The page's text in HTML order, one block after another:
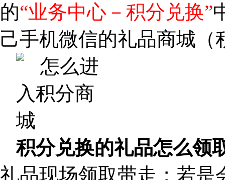
的“业务中心－积分兑换”
己手机微信的礼品商城
积分兑换的礼品怎么领
礼品现场领取带走；若是